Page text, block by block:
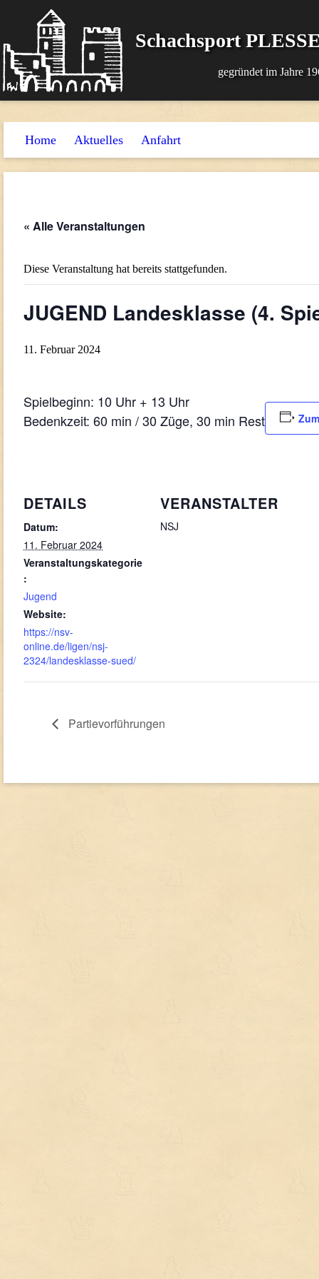
Schachsport
gegründet im Jahre
Home Aktuelles Anfahrt
« Alle Veranstaltungen
Diese Veranstaltung hat bereits stattgefunden.
JUGEND Landesklasse (4.
11. Februar 2024
Spielbeginn: 10 Uhr + 13 Uhr
Bedenkzeit: 60 min / 30 Züge, 30 min Rest
DETAILS
Datum:
11. Februar 2024
Veranstaltungskategorie
:
Jugend
Website:
https://nsv-
online.de/ligen/nsj-
2324/landesklasse-sued/
VERANSTALTER
NSJ
Partievorführungen